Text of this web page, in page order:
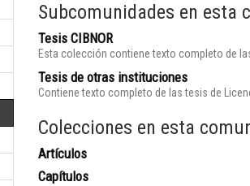
Subcomunidades en esta
Tesis CIBNOR
Esta colección contiene texto completo de
Tesis de otras instituciones
Contiene texto completo de las tesis de
Colecciones en esta
Artículos
Capítulos